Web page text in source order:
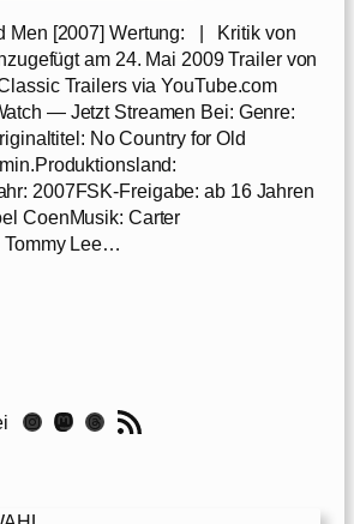
Men [2007] Wertung: | Kritik von
am 24. Mai 2009 Trailer von
Trailers via YouTube.com
— Jetzt Streamen Bei: Genre:
No Country for Old
2007FSK-Freigabe: ab 16 Jahren
CoenMusik: Carter
Tommy Lee…
Instagram Mastodon Threads RSS-Feed